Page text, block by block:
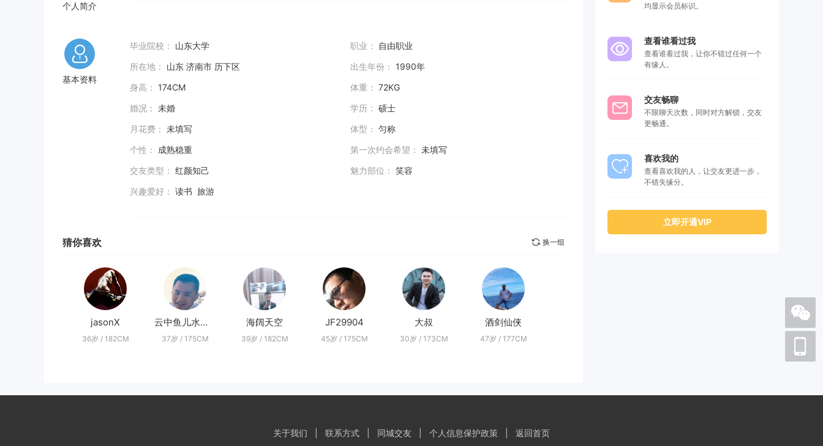
个人简介
基本资料
毕业院校： 山东大学 职业：
自由职业
所在地：
山东 济南市 历下区 出生年份：
1990年
身高：
174CM 体重： 72KG
婚况： 未婚 学历： 硕士
月花费： 未填写 体型： 匀称
个性：
成熟稳重 第一次约会希望： 未填写
交友类型： 红颜知己 魅力部位： 笑容
兴趣爱好： 读书 旅游
猜你喜欢 换一组
jasonX
36岁 / 182CM
云中鱼儿水中游
37岁 / 175CM
海阔天空
39岁 / 182CM
JF29904
45岁 / 175CM
大叔
30岁 / 173CM
酒剑仙侠
47岁 / 177CM
均显示会员标识。
查看谁看过我
查看谁看过我，让你不错过任何一个
有缘人。
交友畅聊
不限聊天次数，同时对方解锁，交友
更畅通。
喜欢我的
查看喜欢我的人，让交友更进一步，
不错失缘分。
立即开通VIP
关于我们 联系方式 同城交友 个人信息保护政策 返回首页